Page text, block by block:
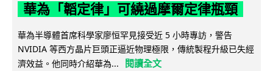
華為「韜定律」可繞過摩爾定律瓶頸
華為半導體首席科學家廖恒罕見接受近 5 小時專訪，警告
NVIDIA 等西方晶片巨頭正逼近物理極限，傳統製程升級已失經
濟效益。他同時介紹華為...
閱讀全文